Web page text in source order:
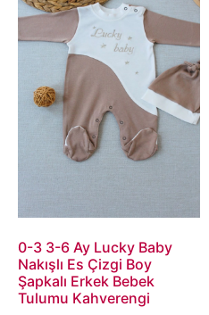
0-3 3-6 Ay Lucky Baby
Nakışlı Es Çizgi Boy
Şapkalı Erkek Bebek
Tulumu Kahverengi